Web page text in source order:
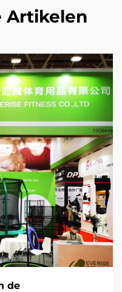
Artikelen
de